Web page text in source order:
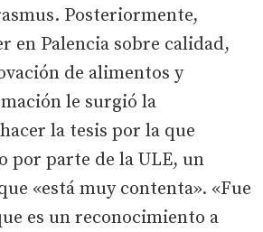
Posteriormente,
en Palencia sobre calidad,
de alimentos y
le surgió la
la tesis por la que
por parte de la ULE, un
«está muy contenta». «Fue
es un reconocimiento a